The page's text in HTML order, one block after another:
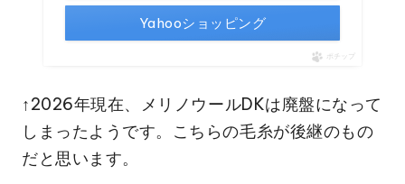
Yahooショッピング
ポチップ
↑2026年現在、メリノウールDKは廃盤になって
しまったようです。こちらの毛糸が後継のもの
だと思います。